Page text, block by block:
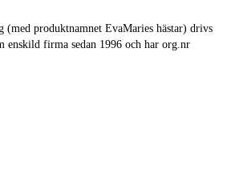
(med produktnamnet EvaMaries hästar) drivs
enskild firma sedan 1996 och har org.nr